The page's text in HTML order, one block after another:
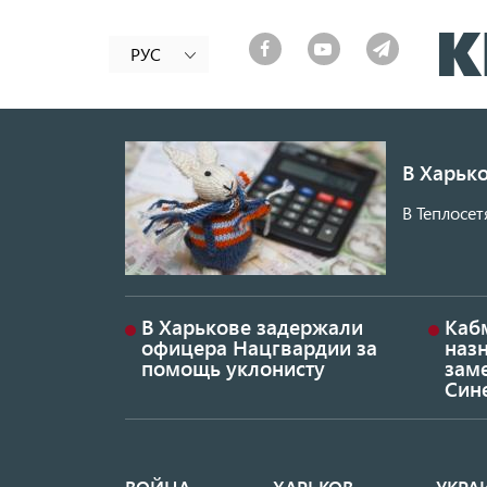
РУС
В
В
В Харькове задержали
офицера Нацгвардии за
помощь уклонисту